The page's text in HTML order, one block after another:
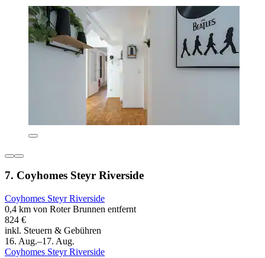
7. Coyhomes Steyr Riverside
Coyhomes Steyr Riverside
0,4 km von Roter Brunnen entfernt
824 €
inkl. Steuern & Gebühren
16. Aug.–17. Aug.
Coyhomes Steyr Riverside